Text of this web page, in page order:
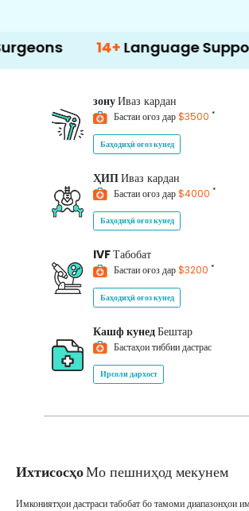
14+ Language Support
зонуИваз кардан
Бастаи оғоз дар$3500 *
Баҳодиҳӣ оғоз кунед
ҲИПИваз кардан
Бастаи оғоз дар$4000 *
Баҳодиҳӣ оғоз кунед
IVFТабобат
Бастаи оғоз дар$3200 *
Баҳодиҳӣ оғоз кунед
Кашф кунедБештар
Бастаҳои тиббии дастрас
Ирсоли дархост
ИхтисосҳоМо пешниҳод мекунем
Имкониятҳои дастраси табобат бо тамоми диапазонҳои